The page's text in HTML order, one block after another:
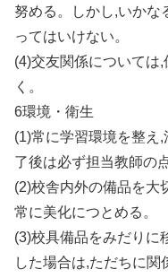
努める。しかし,いかな
ってはいけない。
(4)交友関係については
く。
6環境・衛生
(1)常に学習環境を整え
了後は必ず担当教師の
(2)校舎内外の備品を大
常に美化につとめる。
(3)校具備品をみだりに
した場合は,ただちに関